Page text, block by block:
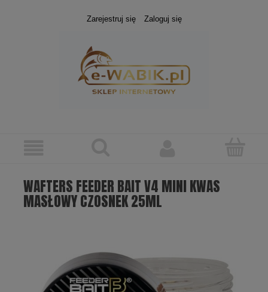
Zarejestruj się Zaloguj się
WAFTERS FEEDER BAIT V4 MINI KWAS
MASŁOWY CZOSNEK 25ML